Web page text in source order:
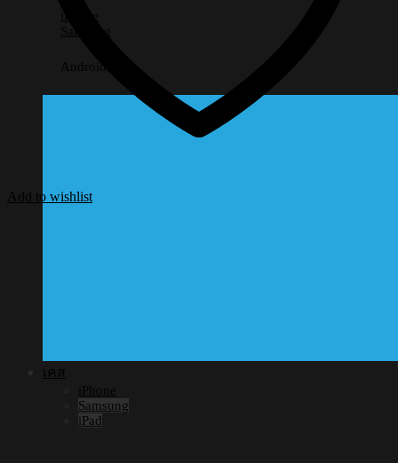
iPhone
Samsung
Android อื่นๆ
เคส
iPhone
Samsung
iPad
Add to wishlist